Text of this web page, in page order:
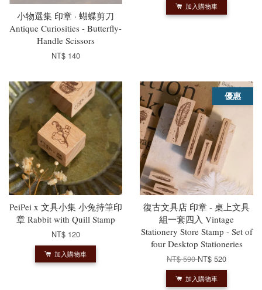
小物選集 印章 · 蝴蝶剪刀
Antique Curiosities - Butterfly-
Handle Scissors
NT$ 140
加入購物車
PeiPei x 文具小集 小兔持筆印
章 Rabbit with Quill Stamp
NT$ 120
加入購物車
優惠
復古文具店 印章 - 桌上文具
組一套四入 Vintage
Stationery Store Stamp - Set of
four Desktop Stationeries
NT$ 590NT$ 520
加入購物車